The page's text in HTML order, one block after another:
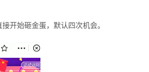
开始砸金蛋，默认四次机会。